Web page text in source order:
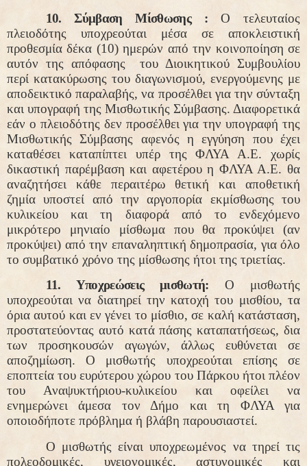
10. Σύμβαση Μίσθωσης : Ο τελευταίος
πλειοδότης υποχρεούται μέσα σε αποκλειστική
προθεσμία δέκα (10) ημερών από την κοινοποίηση σε
αυτόν της απόφασης
του Διοικητικού Συμβουλίου
περί κατακύρωσης του διαγωνισμού, ενεργούμενης με
αποδεικτικό παραλαβής, να προσέλθει για την σύνταξη
και υπογραφή της Μισθωτικής Σύμβασης. Διαφορετικά
εάν ο πλειοδότης δεν προσέλθει για την υπογραφή της
Μισθωτικής Σύμβασης αφενός η εγγύηση που έχει
καταθέσει καταπίπτει υπέρ της ΦΛΥΑ Α.Ε. χωρίς
δικαστική παρέμβαση και αφετέρου η ΦΛΥΑ Α.Ε. θα
αναζητήσει κάθε περαιτέρω θετική και αποθετική
ζημία υποστεί από την αργοπορία εκμίσθωσης του
κυλικείου και τη διαφορά από το ενδεχόμενο
μικρότερο μηνιαίο μίσθωμα που θα προκύψει (αν
προκύψει) από την επαναληπτική δημοπρασία, για όλο
το συμβατικό χρόνο της μίσθωσης ήτοι της τριετίας.
11. Υποχρεώσεις μισθωτή: Ο μισθωτής
υποχρεούται να διατηρεί την κατοχή του μισθίου, τα
όρια αυτού και εν γένει το μίσθιο, σε καλή κατάσταση,
προστατεύοντας αυτό κατά πάσης καταπατήσεως, δια
των προσηκουσών αγωγών, άλλως ευθύνεται σε
αποζημίωση. Ο μισθωτής υποχρεούται επίσης σε
εποπτεία του ευρύτερου χώρου του Πάρκου ήτοι πλέον
του Αναψυκτήριου-κυλικείου και οφείλει να
ενημερώνει άμεσα τον Δήμο και τη ΦΛΥΑ για
οποιοδήποτε πρόβλημα ή βλάβη παρουσιαστεί.
Ο μισθωτής είναι υποχρεωμένος να τηρεί τις
πολεοδομικές, υγειονομικές, αστυνομικές και